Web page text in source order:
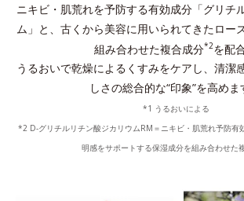
ニキビ・肌荒れを予防する有効成分「グリチ
ム」と、古くから美容に用いられてきたロー
組み合わせた複合成分*2を配合
うるおいで乾燥によるくすみをケアし、清潔
しさの総合的な“印象”を高めま
*1 うるおいによる
*2 D-グリチルリチン酸ジカリウムRM＝ニキビ・肌荒れ予防有
明感をサポートする保湿成分を組み合わせた